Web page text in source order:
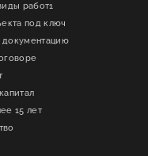
работ1
под ключ
документацию
15 лет